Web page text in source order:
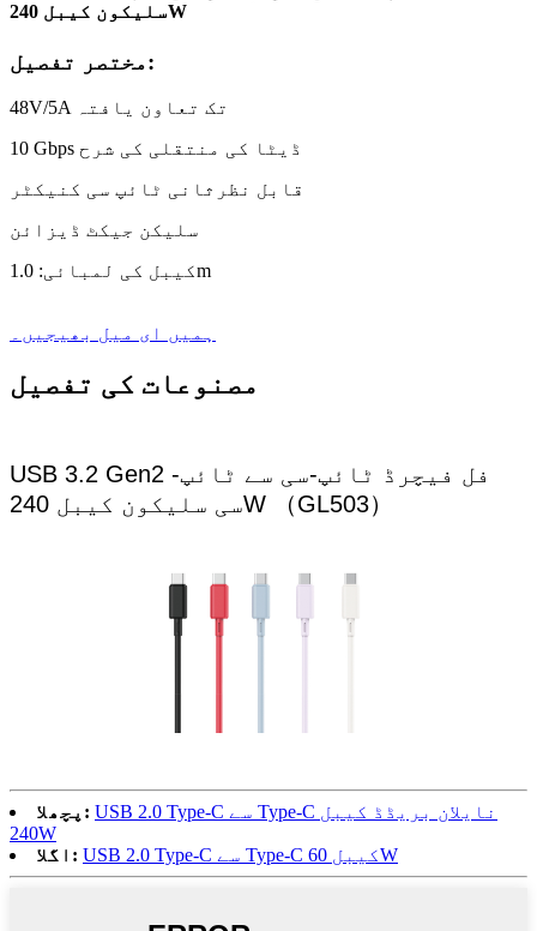
سلیکون کیبل 240W
مختصر تفصیل:
48V/5A تک تعاون یافتہ
10 Gbps ڈیٹا کی منتقلی کی شرح
قابل نظرثانی ٹائپ سی کنیکٹر
سلیکن جیکٹ ڈیزائن
کیبل کی لمبائی: 1.0m
ہمیں ای میل بھیجیں۔
مصنوعات کی تفصیل
USB 3.2 Gen2 فل فیچرڈ ٹائپ-سی سے ٹائپ-
سی سلیکون کیبل 240W （GL503）
پچھلا: USB 2.0 Type-C سے Type-C نایلان بریڈڈ کیبل
240W
اگلا:
USB 2.0 Type-C سے Type-C کیبل 60W